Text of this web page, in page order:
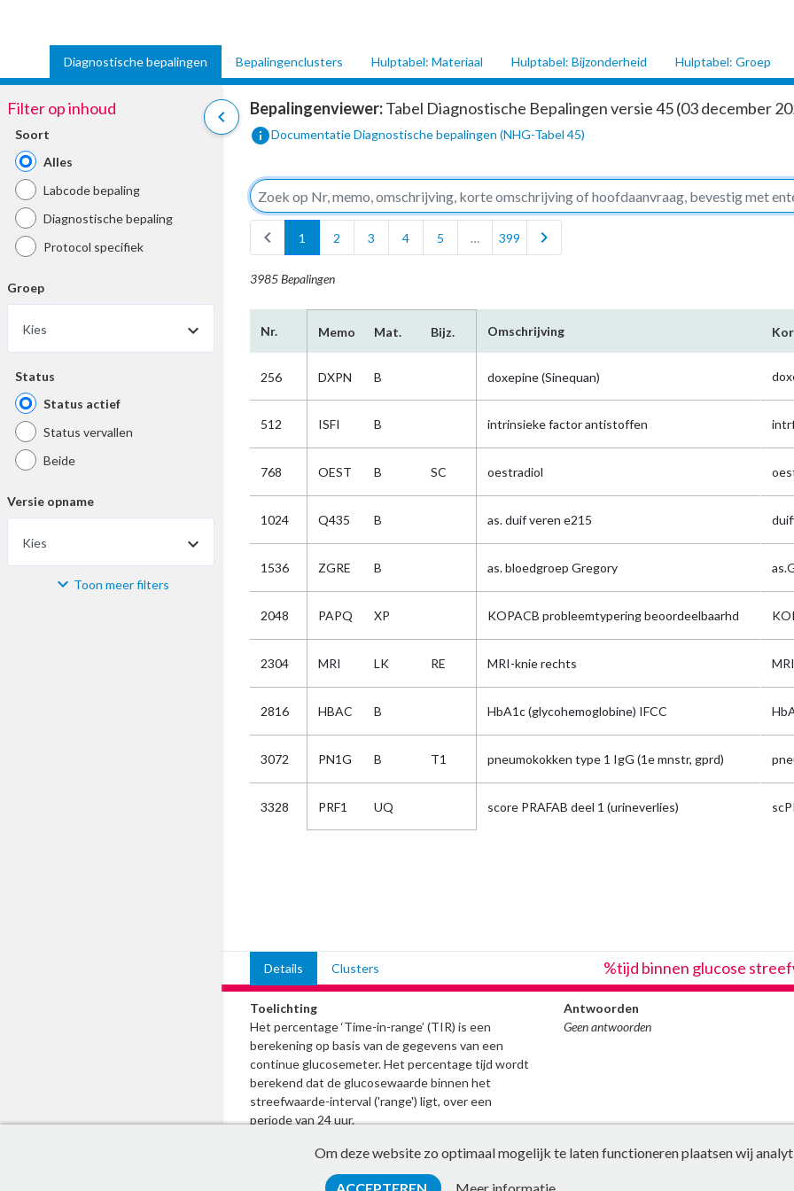
Diagnostische bepalingen Bepalingenclusters Hulptabel: Materiaal Hulptabel: Bijzonderheid Hulptabel: Groep
chevron_left
Filter op inhoud
Soort
Alles
Labcode bepaling
Diagnostische bepaling
Protocol specifiek
Groep
Kies
Status
Status actief
Status vervallen
Beide
Versie opname
Kies
Materiaal Toon meer filters
Bepalingenviewer:Tabel Diagnostische Bepalingen versie 45 (03 december
infoDocumentatie Diagnostische bepalingen (NHG-Tabel 45)
chevron_left
1 2 3 4 5 … 399 chevron_right
3985 Bepalingen
Nr. Memo Mat. Bijz. Omschrijving
256 DXPN B doxepine (Sinequan)
512 ISFI B intrinsieke factor antistoffen
768 OEST B SC oestradiol
1024 Q435 B as. duif veren e215
1536 ZGRE B as. bloedgroep Gregory
2048 PAPQ XP KOPACB probleemtypering beoordeelbaarhd
2304 MRI LK RE MRI-knie rechts
2816 HBAC B HbA1c (glycohemoglobine) IFCC
3072 PN1G B T1 pneumokokken type 1 IgG (1e mnstr, gprd)
3328 PRF1 UQ score PRAFAB deel 1 (urineverlies)
Details Clusters %tijd binnen glucose
Toelichting
Het percentage ‘Time-in-range’ (TIR) is een
berekening op basis van de gegevens van een
continue glucosemeter. Het percentage tijd wordt
berekend dat de glucosewaarde binnen het
streefwaarde-interval ('range') ligt, over een
periode van 24 uur.
Antwoorden
Geen antwoorden
Om deze website zo optimaal mogelijk te laten functioneren plaatsen wij